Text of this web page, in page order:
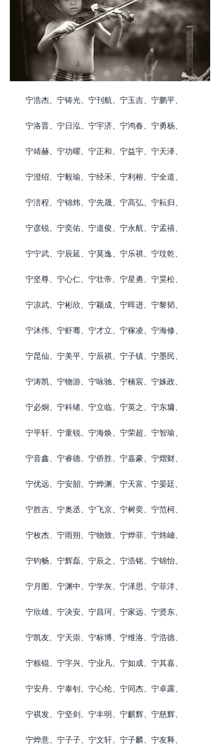
宁浩杰、宁铸光、宁刊航、宁玉吉、宁鹏平、
宁洛晋、宁日泓、宁宇济、宁鸿春、宁勇杨、
宁靖赫、宁功曜、宁正和、宁益宇、宁天泽、
宁澄绍、宁毅瑜、宁经禾、宁利榕、宁全道、
宁涪程、宁锦炜、宁先晟、宁高弘、宁耘归、
宁彦锐、宁奕佑、宁道俊、宁永航、宁孟禧、
宁宁武、宁辰延、宁莫逸、宁乐祺、宁玟乾、
宁坚尊、宁心仁、宁壮帝、宁星勇、宁昊松、
宁凉武、宁彬欣、宁颖成、宁晖进、宁黎韬、
宁沐伟、宁虾骞、宁才立、宁稼凌、宁海修、
宁昆仙、宁美平、宁辰祺、宁子镇、宁墨民、
宁涛凯、宁物游、宁咏驰、宁楠宸、宁姝政、
宁必炯、宁科绪、宁立临、宁英之、宁东墉、
宁平轩、宁童锐、宁海焕、宁荣超、宁智瑜、
宁音鑫、宁睿德、宁侨胜、宁嘉豪、宁熠财、
宁优远、宁安韶、宁烨渊、宁天富、宁晏廷、
宁胜吉、宁奥丞、宁飞京、宁树奕、宁范柯、
宁枚杰、宁雨朔、宁物致、宁烨菲、宁炜岫、
宁钧畅、宁辉磊、宁辰之、宁浩铭、宁锦怡、
宁月图、宁渊中、宁学灰、宁泽思、宁菲洋、
宁欣雄、宁决安、宁昌珂、宁家远、宁贤东、
宁凯友、宁天崇、宁标博、宁维洛、宁浩德、
宁栎锟、宁字兴、宁业凡、宁如成、宁其嘉、
宁安舟、宁泰钊、宁心纶、宁同杰、宁卓露、
宁祺发、宁坚剑、宁丰明、宁麒辉、宁慈辉、
宁烨意、宁子子、宁文轩、宁子麟、宁友释、